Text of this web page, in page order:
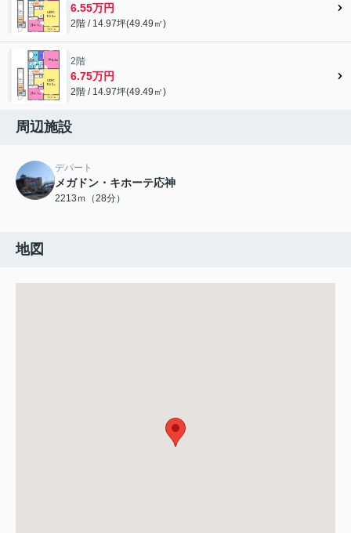
6.55万円
2階 / 14.97坪(49.49㎡)
2階
6.75万円
2階 / 14.97坪(49.49㎡)
周辺施設
デパート
メガドン・キホーテ応神
2213ｍ（28分）
地図